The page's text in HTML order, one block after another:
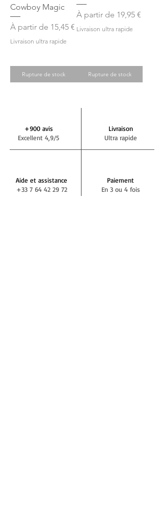
Cowboy Magic
À partir de 15,45 €
Prix promotionnel
Livraison ultra rapide
Rupture de stock
À partir de 19,95 €
Prix promotionnel
Livraison ultra rapide
Rupture de stock
+900 avis
Excellent 4,9/5
Aide et assistance
Livraison
Ultra rapide
Paiement
+33 7 64 42 29 72
En 3 ou 4 fois